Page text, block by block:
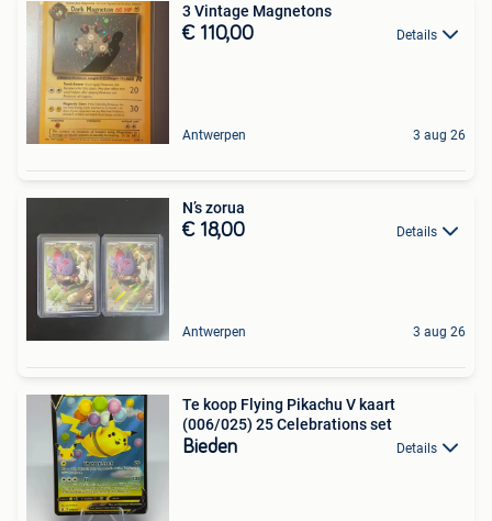
3 Vintage Magnetons
€ 110,00 Details
Antwerpen 3 aug 26
N’s zorua
€ 18,00 Details
Antwerpen 3 aug 26
Te koop Flying Pikachu V kaart
(006/025) 25 Celebrations set
Bieden Details